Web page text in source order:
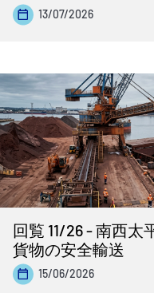
13/07/2026
回覧 11/26 - 南西
貨物の安全輸送
15/06/2026